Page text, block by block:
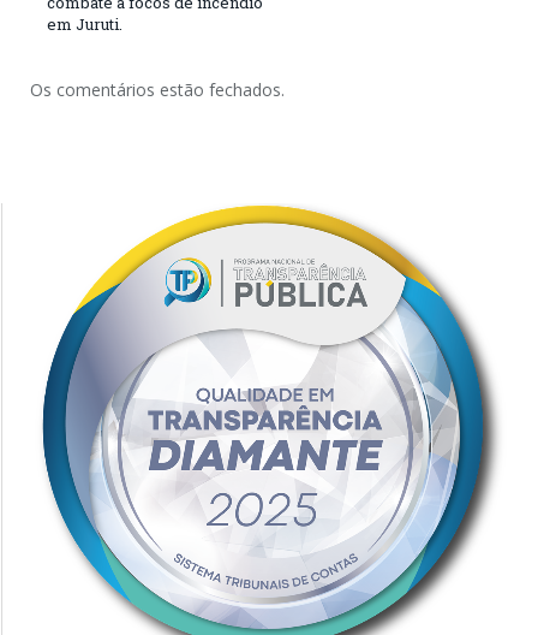
em Juruti.
Os comentários estão fechados.